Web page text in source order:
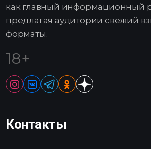
как главный информационный
предлагая аудитории свежий
форматы.
18+
Контакты